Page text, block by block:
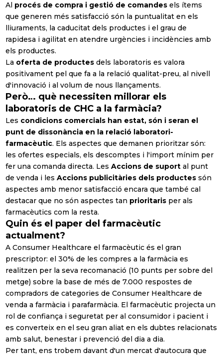
Al procés de compra i gestió de comandes els ítems
que generen més satisfacció són la puntualitat en els
lliuraments, la caducitat dels productes i el grau de
rapidesa i agilitat en atendre urgències i incidències amb
els productes.
La oferta de productes dels laboratoris es valora
positivament pel que fa a la relació qualitat-preu, al nivell
d'innovació i al volum de nous llançaments.
Però… què necessiten millorar els
laboratoris de CHC a la farmàcia?
Les condicions comercials han estat, són i seran el
punt de dissonància en la relació laboratori-
farmacèutic. Els aspectes que demanen prioritzar són:
les ofertes especials, els descomptes i l'import mínim per
fer una comanda directa. LesAccions de suportal punt
de venda i lesAccions publicitàries dels productes són
aspectes amb menor satisfacció encara que també cal
destacar que no són aspectes tan prioritaris per als
farmacèutics com la resta.
Quin és el paper del farmacèutic
actualment?
A Consumer Healthcare el farmacèutic és el gran
prescriptor: el 30% de les compres a la farmàcia es
realitzen per la seva recomanació (10 punts per sobre del
metge) sobre la base de més de 7.000 respostes de
compradors de categories de Consumer Healthcare de
venda a farmàcia i parafarmàcia. El farmacèutic projecta un
rol de confiança i seguretat per al consumidor i pacient i
es converteix en el seu gran aliat en els dubtes relacionats
amb salut, benestar i prevenció del dia a dia.
Per tant, ens trobem davant d'un mercat d'autocura que
Subscriu-te a la nostra
Newsletter mensual
Amb el
notícies més rellevants del sector
Prefereixo rebre Newsletter a
Espanyol
English
Sector laboral
Banca &
Assegurances
Petcare
Educació
FMCG (Béns de
Gran Consum)
Healthcare